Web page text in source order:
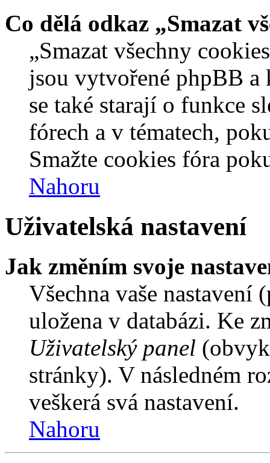
Co dělá odkaz „Smazat
„Smazat všechny
jsou vytvořené phpBB a
se také starají o funkce
fórech a v tématech,
Smažte cookies fóra
Nahoru
Uživatelská nastavení
Jak změním svoje
Všechna vaše
uložena v databázi. Ke
Uživatelský panel
stránky). V následném
veškerá svá nastavení.
Nahoru